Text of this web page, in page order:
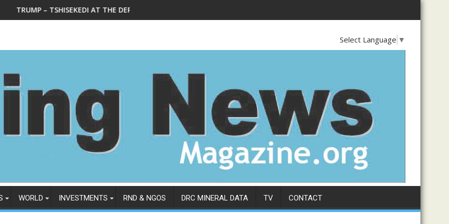
AT THE DEPARTMENT OF STATE IN WEDNESDAY, FEBRUARY 4, 2026
Le Ministre national des mines Louis Watum Kabamba communique sa feuille de route et
Select Language ▼
WORLD INVESTMENTS RND & NGOS DRC MINERAL DATA TV CONTACT